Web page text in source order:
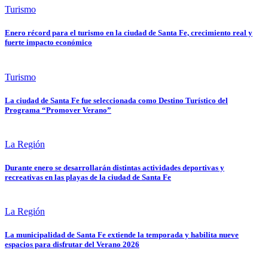
Turismo
Enero récord para el turismo en la ciudad de Santa Fe, crecimiento real y
fuerte impacto económico
Turismo
La ciudad de Santa Fe fue seleccionada como Destino Turístico del
Programa “Promover Verano”
La Región
Durante enero se desarrollarán distintas actividades deportivas y
recreativas en las playas de la ciudad de Santa Fe
La Región
La municipalidad de Santa Fe extiende la temporada y habilita nueve
espacios para disfrutar del Verano 2026